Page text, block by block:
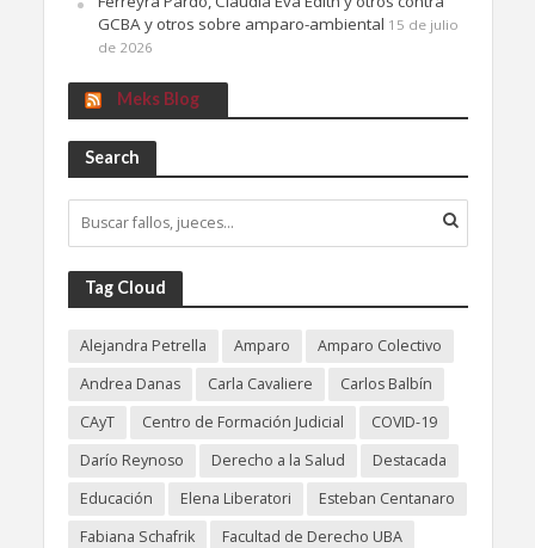
GCBA y otros sobre amparo-ambiental 15 de julio
de 2026
Meks Blog
Search
Tag Cloud
Alejandra Petrella Amparo
Amparo Colectivo
Andrea Danas
Carla Cavaliere
Carlos Balbín
CAyT
Centro de Formación Judicial
COVID-19
Darío Reynoso
Derecho a la Salud
Destacada
Educación
Elena Liberatori
Esteban Centanaro
Fabiana Schafrik
Facultad de Derecho UBA